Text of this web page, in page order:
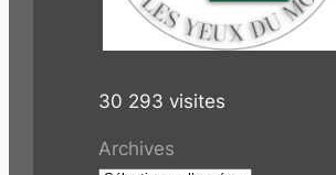
30 293 visites
Archives